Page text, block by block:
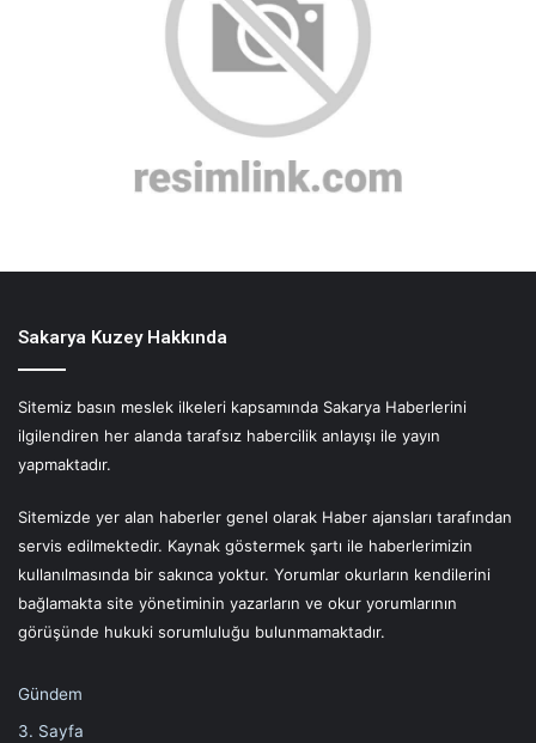
Sakarya Kuzey Hakkında
Sitemiz basın meslek ilkeleri kapsamında Sakarya Haberlerini
ilgilendiren her alanda tarafsız habercilik anlayışı ile yayın
yapmaktadır.
Sitemizde yer alan haberler genel olarak Haber ajansları tarafından
servis edilmektedir. Kaynak göstermek şartı ile haberlerimizin
kullanılmasında bir sakınca yoktur. Yorumlar okurların kendilerini
bağlamakta site yönetiminin yazarların ve okur yorumlarının
görüşünde hukuki sorumluluğu bulunmamaktadır.
Gündem
3. Sayfa